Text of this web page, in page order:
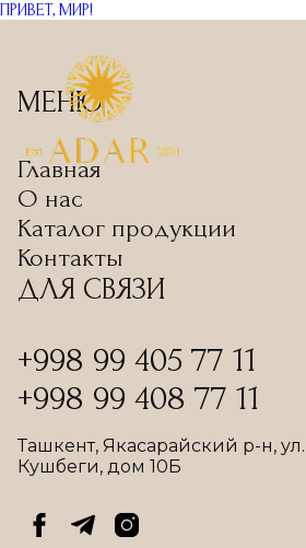
ПРИВЕТ, МИР!
МЕНЮ
Главная
О нас
Каталог продукции
Контакты
ДЛЯ СВЯЗИ
+998 99 405 77 11
+998 99 408 77 11
Ташкент, Якасарайский р-н, ул.
Кушбеги, дом 10Б